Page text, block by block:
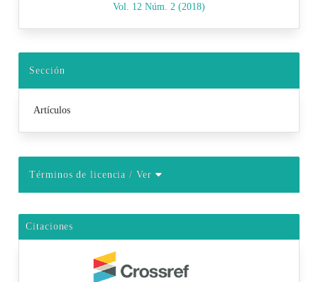
Vol. 12 Núm. 2 (2018)
Sección
Artículos
Términos de licencia/ Ver
Citaciones